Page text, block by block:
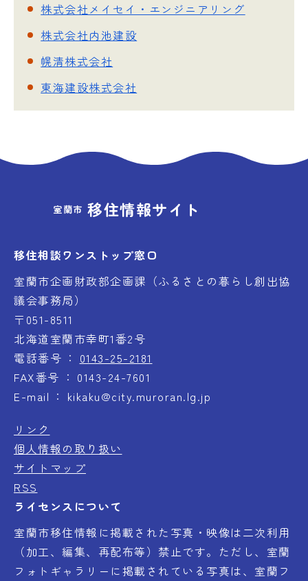
株式会社メイセイ・エンジニアリング
株式会社内池建設
幌清株式会社
東海建設株式会社
室蘭市 移住情報サイト
移住相談ワンストップ窓口
室蘭市企画財政部企画課（ふるさとの暮らし創出協
議会事務局）
〒051-8511
北海道室蘭市幸町1番2号
電話番号
0143-25-2181
FAX番号
0143-24-7601
E-mail
kikaku@city.muroran.lg.jp
リンク
個人情報の取り扱い
サイトマップ
RSS
ライセンスについて
室蘭市移住情報に掲載された写真・映像は二次利用
（加工、編集、再配布等）禁止です。ただし、室蘭
フォトギャラリーに掲載されている写真は、室蘭フ